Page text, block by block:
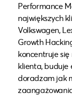
Performance
największych
Volkswagen,
Growth
koncentruje
klienta, buduje
doradzam jak